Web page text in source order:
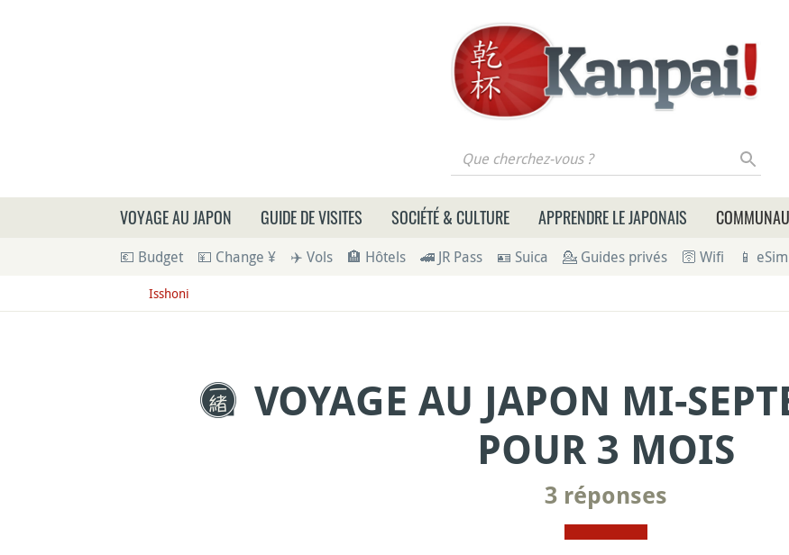
Que cherchez-vous ?
VOYAGE AU JAPON GUIDE DE VISITES SOCIÉTÉ & CULTURE APPRENDRE LE JAPONAIS
💶 Budget 💴 Change ¥ ✈️ Vols 🏨 Hôtels 🚄 JR Pass 🪪 Suica 💁 Guides privés 🛜 Wifi 📱 eSim
Isshoni
VOYAGE AU JAPON MI-
POUR 3 MOIS
3 réponses